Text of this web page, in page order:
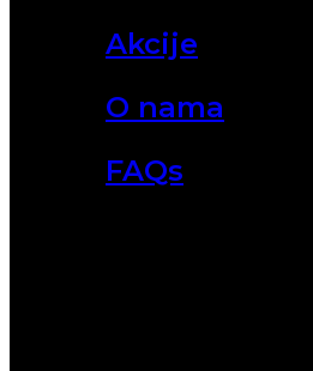
Akcije
O nama
FAQs